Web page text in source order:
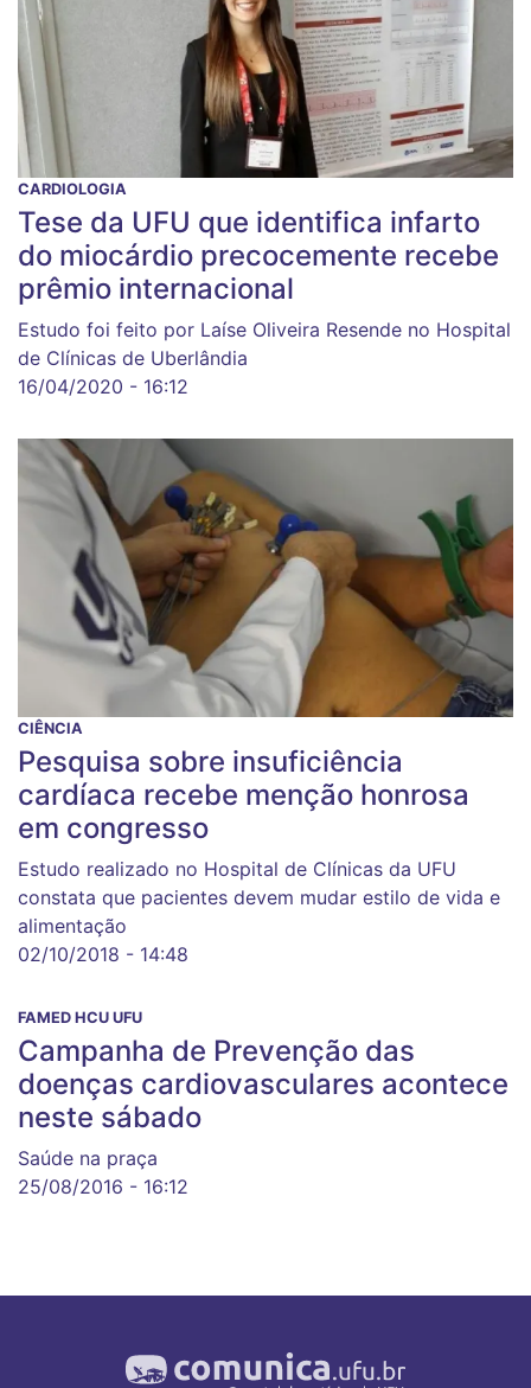
CARDIOLOGIA
Tese da UFU que identifica infarto
do miocárdio precocemente recebe
prêmio internacional
Estudo foi feito por Laíse Oliveira Resende no Hospital
de Clínicas de Uberlândia
16/04/2020 - 16:12
CIÊNCIA
Pesquisa sobre insuficiência
cardíaca recebe menção honrosa
em congresso
Estudo realizado no Hospital de Clínicas da UFU
constata que pacientes devem mudar estilo de vida e
alimentação
02/10/2018 - 14:48
FAMED HCU UFU
Campanha de Prevenção das
doenças cardiovasculares acontece
neste sábado
Saúde na praça
25/08/2016 - 16:12